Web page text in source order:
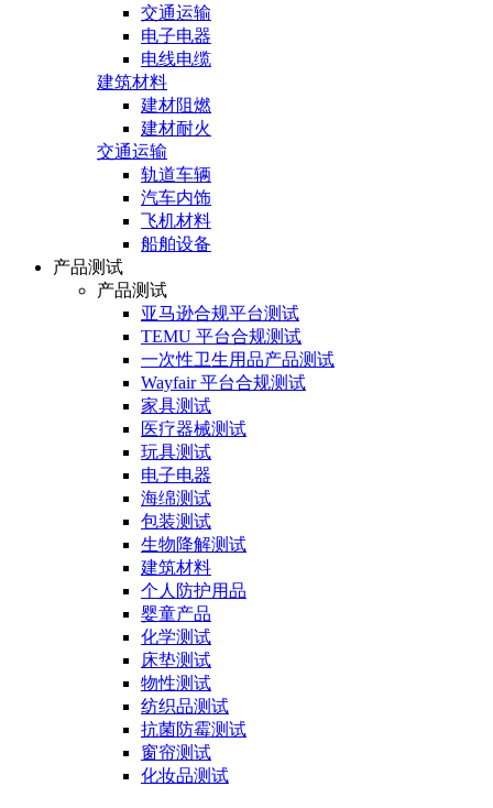
交通运输
电子电器
电线电缆
建筑材料
建材阻燃
建材耐火
交通运输
轨道车辆
汽车内饰
飞机材料
船舶设备
产品测试
产品测试
亚马逊合规平台测试
TEMU 平台合规测试
一次性卫生用品产品测试
Wayfair 平台合规测试
家具测试
医疗器械测试
玩具测试
电子电器
海绵测试
包装测试
生物降解测试
建筑材料
个人防护用品
婴童产品
化学测试
床垫测试
物性测试
纺织品测试
抗菌防霉测试
窗帘测试
化妆品测试